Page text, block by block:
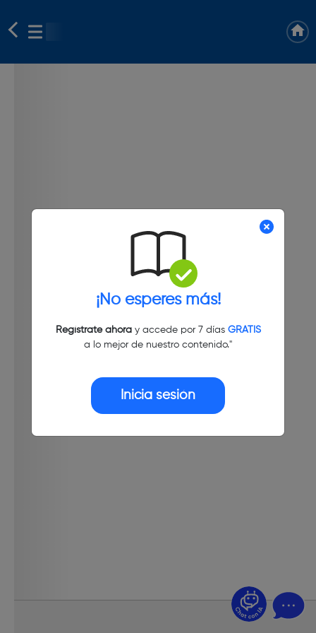
¡No esperes más!
Regístrate ahoray accede por 7 días GRATIS
a lo mejor de nuestro contenido."
Inicia sesión